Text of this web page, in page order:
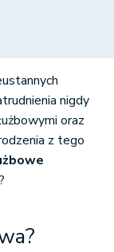
nigdy
oraz
z tego